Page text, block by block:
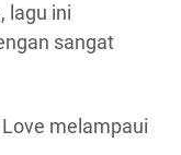
lagu ini
sangat
melampaui